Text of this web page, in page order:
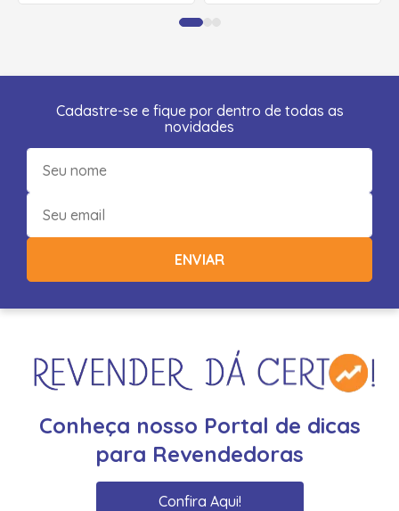
Cadastre-se e fique por dentro de todas as
novidades
ENVIAR
Conheça nosso Portal de dicas
para Revendedoras
Confira Aqui!